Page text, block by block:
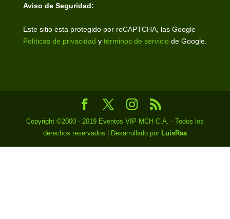
Aviso de Seguridad:
Este sitio esta protegido por reCAPTCHA, las Google
Políticas de privacidad y términos de servicio de Google.
Copyright ©2000 - 2019 Eventos VIP MCH C.A. - Todos los
derechos reservados | Desarrollado por LuisRaa